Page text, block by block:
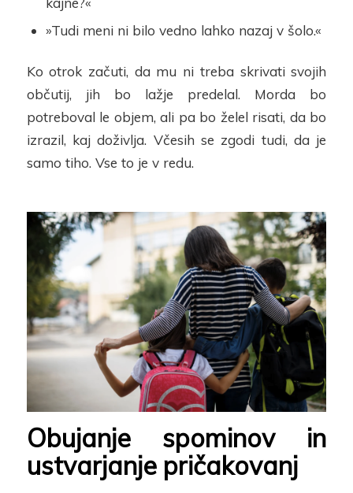
»Tudi meni ni bilo vedno lahko nazaj v šolo.«
Ko otrok začuti, da mu ni treba skrivati svojih
občutij, jih bo lažje predelal. Morda bo
potreboval le objem, ali pa bo želel risati, da bo
izrazil, kaj doživlja. Včesih se zgodi tudi, da je
samo tiho. Vse to je v redu.
Obujanje spominov in
ustvarjanje pričakovanj